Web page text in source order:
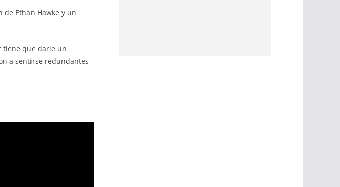
Ethan Hawke y un
tiene que darle un
a sentirse redundantes